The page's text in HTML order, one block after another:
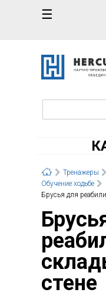
☰
Тренажеры
Обучение ходьбе
Брусья для
Брусья для
стене